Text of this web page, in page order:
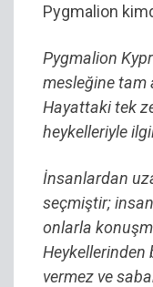
Pygmalion
Pygmalion
mesleğine tam
Hayattaki tek
heykelleriyle
İnsanlardan
seçmiştir;
onlarla
Heykellerinden
vermez ve